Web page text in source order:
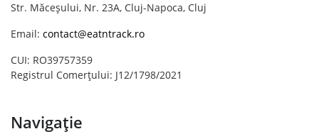
Str. Măceșului, Nr. 23A, Cluj-Napoca, Cluj
Email: contact@eatntrack.ro
CUI: RO39757359
Registrul Comerțului: J12/1798/2021
Navigație